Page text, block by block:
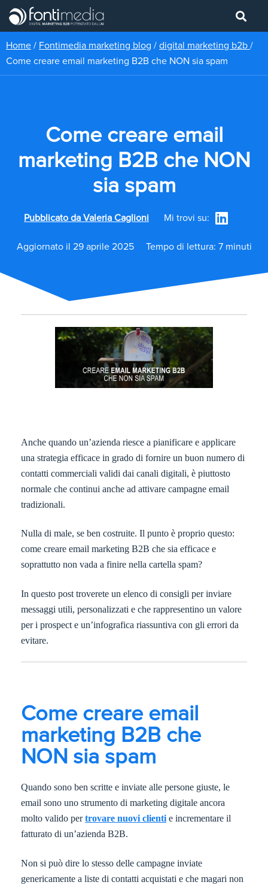
Home / Fontimedia marketing blog / digital marketing b2b /
Come creare email marketing B2B che NON sia spam
Come creare email
marketing B2B che NON
sia spam
Pubblicato da Valeria Caglioni Mi trovi su:
Aggiornato il 29 aprile 2025 Tempo di lettura: 7 minuti
Anche quando un’azienda riesce a pianificare e applicare
una strategia efficace in grado di fornire un buon numero di
contatti commerciali validi dai canali digitali, è piuttosto
normale che continui anche ad attivare campagne email
tradizionali.
Nulla di male, se ben costruite. Il punto è proprio questo:
come creare email marketing B2B che sia efficace e
soprattutto non vada a finire nella cartella spam?
In questo post troverete un elenco di consigli per inviare
messaggi utili, personalizzati e che rappresentino un valore
per i prospect e un’infografica riassuntiva con gli errori da
evitare.
Come creare email
marketing B2B che
NON sia spam
Quando sono ben scritte e inviate alle persone giuste, le
email sono uno strumento di marketing digitale ancora
molto valido pertrovare nuovi clientie incrementare il
fatturato di un’azienda B2B.
Non si può dire lo stesso delle campagne inviate
genericamente a liste di contatti acquistati e che magari non